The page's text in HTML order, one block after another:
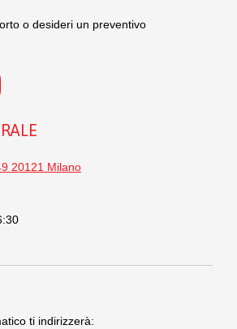
o desideri un preventivo
20121 Milano
ti indirizzerà: